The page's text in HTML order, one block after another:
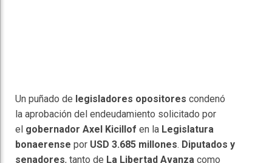
Un puñado de legisladores opositores condenó
la aprobación del endeudamiento solicitado por
el gobernador Axel Kicillof en la Legislatura
bonaerense por USD 3.685 millones. Diputados y
senadores, tanto de La Libertad Avanza como